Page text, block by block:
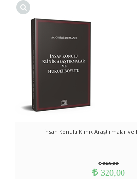
İnsan Konulu Klinik Araştırmalar ve
800,00
320,00